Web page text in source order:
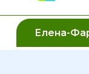
Елена-